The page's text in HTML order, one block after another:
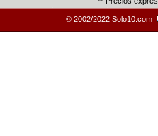
© 2002/2022 Solo10.com